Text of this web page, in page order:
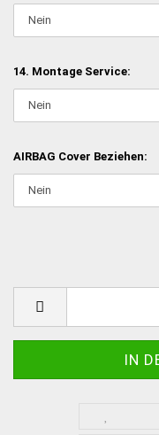
14. Montage Service:
AIRBAG Cover Beziehen: